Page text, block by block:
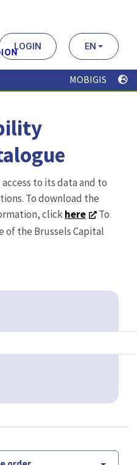
LOGIN EN
MOBIGIS
to its data and to
To download the
clickhere
To
of the Brussels Capital